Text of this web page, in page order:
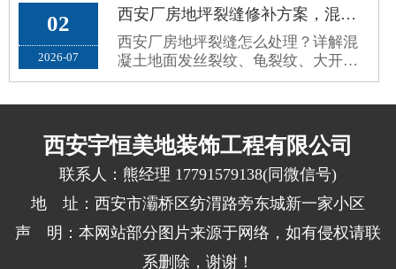
02
2026-07
西安厂房地坪裂缝修补方案，混凝土地面细微裂纹、大开裂规范修复工艺
西安厂房地坪裂缝怎么处理？详解混
凝土地面发丝裂纹、龟裂纹、大开裂
成因、修补误区与标准化无痕修复方
西安宇恒美地装饰工程有限公司
联系人：熊经理 17791579138(同微信号)
地 址：西安市灞桥区纺渭路旁东城新一家小区
声 明：本网站部分图片来源于网络，如有侵权请联
系删除，谢谢！